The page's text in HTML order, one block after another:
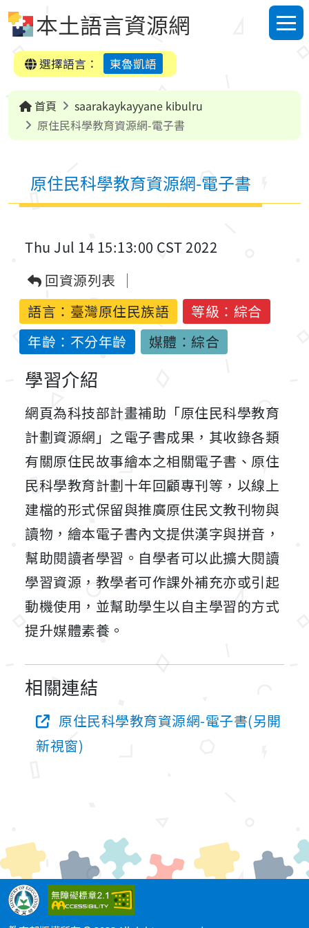
本土語言資源網
選單
選擇語言：
東魯凱語
首頁
saarakaykayyane kibulru
原住民科學教育資源網-電子書
原住民科學教育資源網-電子書
Thu Jul 14 15:13:00 CST 2022
回資源列表
語言： 臺灣原住民族語
等級：綜合
年齡：不分年齡
媒體：綜合
學習介紹
網頁為科技部計畫補助「原住民科學教育
計劃資源網」之電子書成果，其收錄各類
有關原住民故事繪本之相關電子書、原住
民科學教育計劃十年回顧專刊等，以線上
建檔的形式保留與推廣原住民文教刊物與
讀物，繪本電子書內文提供漢字與拼音，
幫助閱讀者學習。自學者可以此擴大閱讀
學習資源，教學者可作課外補充亦或引起
動機使用，並幫助學生以自主學習的方式
提升媒體素養。
相關連結
原住民科學教育資源網-電子書(另開
新視窗)